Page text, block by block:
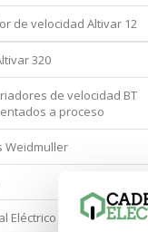
de velocidad Altivar 12
320
de velocidad BT
a proceso
Weidmuller
Eléctrico Eaton